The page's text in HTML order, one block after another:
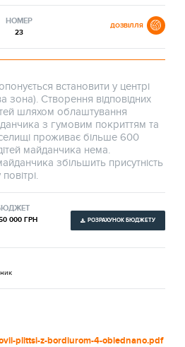
НОМЕР
23
ДОЗВІЛЛЯ
встановити у центрі
зона). Створення відповідних
шляхом облаштування
з гумовим покриттям та
проживає більше 600
майданчика нема.
збільшить присутність
000 ГРН РОЗРАХУНОК БЮДЖЕТУ
plittsi-z-bordiurom-4-obiednano.pdf